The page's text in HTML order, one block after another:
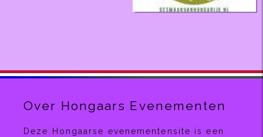
Over Hongaars Evenementen
Deze Hongaarse evenementensite is een